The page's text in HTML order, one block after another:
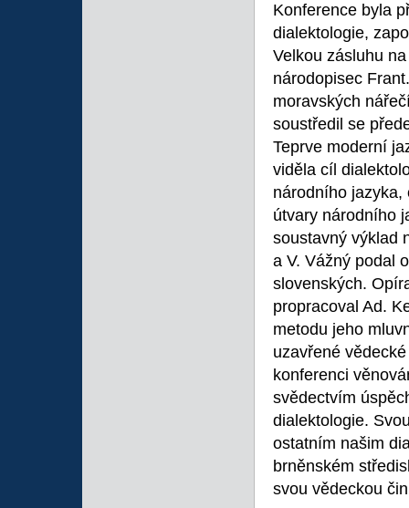
Konference byla
dialektologie,
Velkou zásluhu
národopisec
moravských
soustředil se
Teprve moderní
viděla cíl
národního
útvary národního
soustavný výklad
a V. Vážný podal
slovenských.
propracoval Ad.
metodu jeho
uzavřené
konferenci
svědectvím
dialektologie.
ostatním našim
brněnském
svou vědeckou